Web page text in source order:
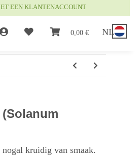
EEN KLANTENACCOUNT
0,00 € NL
nogal kruidig van smaak.